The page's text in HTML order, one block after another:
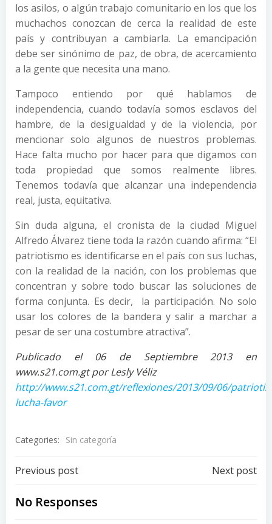
los asilos, o algún trabajo comunitario en los que los
muchachos conozcan de cerca la realidad de este
país y contribuyan a cambiarla. La emancipación
debe ser sinónimo de paz, de obra, de acercamiento
a la gente que necesita una mano.
Tampoco entiendo por qué hablamos de
independencia, cuando todavía somos esclavos del
hambre, de la desigualdad y de la violencia, por
mencionar solo algunos de nuestros problemas.
Hace falta mucho por hacer para que digamos con
toda propiedad que somos realmente libres.
Tenemos todavía que alcanzar una independencia
real, justa, equitativa.
Sin duda alguna, el cronista de la ciudad Miguel
Alfredo Álvarez tiene toda la razón cuando afirma: “El
patriotismo es identificarse en el país con sus luchas,
con la realidad de la nación, con los problemas que
concentran y sobre todo buscar las soluciones de
forma conjunta. Es decir, la participación. No solo
usar los colores de la bandera y salir a marchar a
pesar de ser una costumbre atractiva”.
Publicado el 06 de Septiembre 2013 en
www.s21.com.gt por Lesly Véliz
http://www.s21.com.gt/reflexiones/2013/09/06/
lucha-favor
Categories: Sin categoría
Post
navigation
Previous post Next post
No Responses